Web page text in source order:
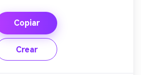
Copiar
Crear